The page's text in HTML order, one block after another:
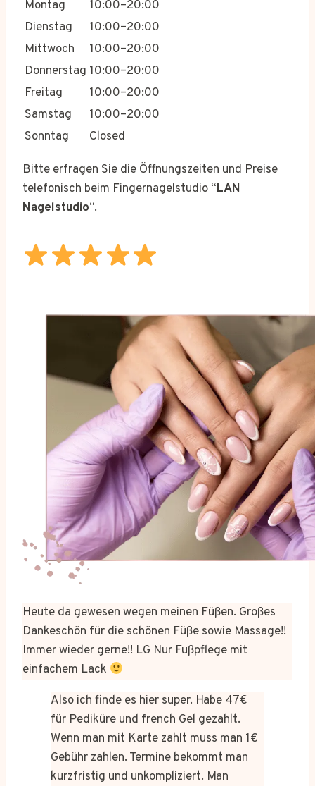
Montag
10:00–20:00
Dienstag
10:00–20:00
Mittwoch
10:00–20:00
Donnerstag 10:00–20:00
Freitag
10:00–20:00
Samstag
10:00–20:00
Sonntag
Closed
Bitte erfragen Sie die Öffnungszeiten und Preise
telefonisch beim Fingernagelstudio “LAN
Nagelstudio“.
Heute da gewesen wegen meinen Füßen. Großes
Dankeschön für die schönen Füße sowie Massage!!
Immer wieder gerne!! LG Nur Fußpflege mit
einfachem Lack
Also ich finde es hier super. Habe 47€
für Pediküre und french Gel gezahlt.
Wenn man mit Karte zahlt muss man 1€
Gebühr zahlen. Termine bekommt man
kurzfristig und unkompliziert. Man